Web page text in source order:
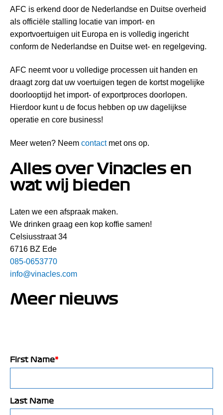
AFC is erkend door de Nederlandse en Duitse overheid
als officiële stalling locatie van import- en
exportvoertuigen uit Europa en is volledig ingericht
conform de Nederlandse en Duitse wet- en regelgeving.
AFC neemt voor u volledige processen uit handen en
draagt zorg dat uw voertuigen tegen de kortst mogelijke
doorlooptijd het import- of exportproces doorlopen.
Hierdoor kunt u de focus hebben op uw dagelijkse
operatie en core business!
Meer weten? Neem contactmet ons op.
Alles over Vinacles en
wat wij bieden
Laten we een afspraak maken.
We drinken graag een kop koffie samen!
Celsiusstraat 34
6716 BZ Ede
085-0653770
info@vinacles.com
Meer nieuws
First Name*
Last Name